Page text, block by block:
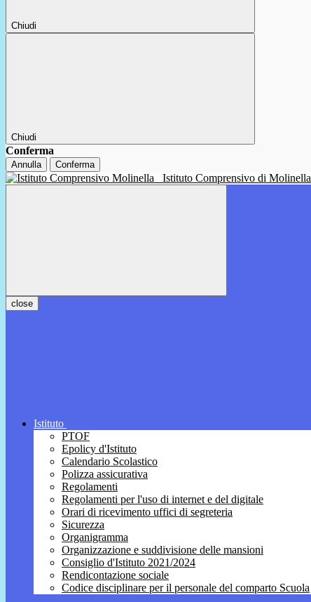
Chiudi
Chiudi
Conferma
Annulla Conferma
Istituto Comprensivo di Molinella
close
Istituto
PTOF
Epolicy d'Istituto
Calendario Scolastico
Polizza assicurativa
Regolamenti
Regolamenti per l'uso di internet e del digitale
Orari di ricevimento uffici di segreteria
Sicurezza
Organigramma
Organizzazione e suddivisione delle mansioni
Consiglio d'Istituto 2021/2024
Rendicontazione sociale
Codice disciplinare per il personale del comparto Scuola